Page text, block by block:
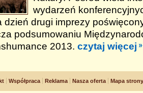
wydarzeń
dzień drugi imprezy
podsumowaniu
2013. czytaj więcej
Współpraca Reklama Nasza oferta Mapa strony